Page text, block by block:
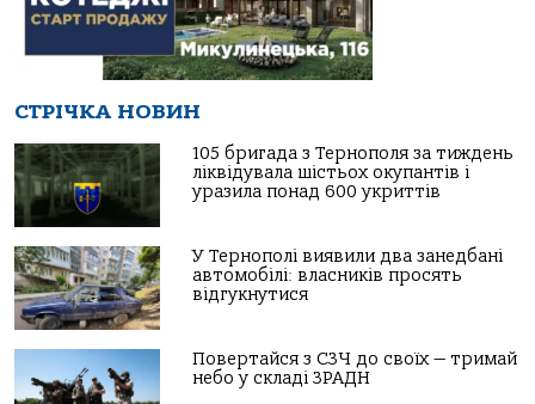
СТРІЧКА НОВИН
105 бригада з Тернополя за тиждень
ліквідувала шістьох окупантів і
уразила понад 600 укриттів
У Тернополі виявили два занедбані
автомобілі: власників просять
відгукнутися
Повертайся з СЗЧ до своїх — тримай
небо у складі ЗРАДН